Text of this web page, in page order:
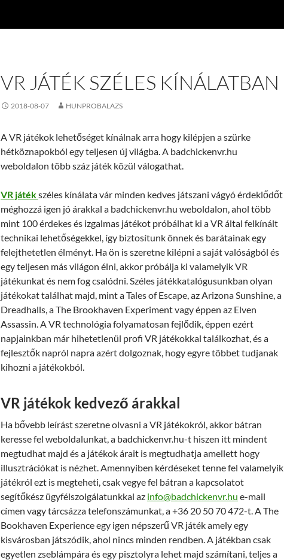
VR JÁTÉK SZÉLES KÍNÁLATBAN
2018-08-07 HUNPROBALAZS
A VR játékok lehetőséget kínálnak arra hogy kilépjen a szürke
hétköznapokból egy teljesen új világba. A badchickenvr.hu
weboldalon több száz játék közül válogathat.
VR játékszéles kínálata vár minden kedves játszani vágyó érdeklődőt
méghozzá igen jó árakkal a badchickenvr.hu weboldalon, ahol több
mint 100 érdekes és izgalmas játékot próbálhat ki a VR által felkínált
technikai lehetőségekkel, így biztosítunk önnek és barátainak egy
felejthetetlen élményt. Ha ön is szeretne kilépni a saját valóságból és
egy teljesen más világon élni, akkor próbálja ki valamelyik VR
játékunkat és nem fog csalódni. Széles játékkatalógusunkban olyan
játékokat találhat majd, mint a Tales of Escape, az Arizona Sunshine, a
Dreadhalls, a The Brookhaven Experiment vagy éppen az Elven
Assassin. A VR technológia folyamatosan fejlődik, éppen ezért
napjainkban már hihetetlenül profi VR játékokkal találkozhat, és a
fejlesztők napról napra azért dolgoznak, hogy egyre többet tudjanak
kihozni a játékokból.
VR játékok kedvező árakkal
Ha bővebb leírást szeretne olvasni a VR játékokról, akkor bátran
keresse fel weboldalunkat, a badchickenvr.hu-t hiszen itt mindent
megtudhat majd és a játékok árait is megtudhatja amellett hogy
illusztrációkat is nézhet. Amennyiben kérdéseket tenne fel valamelyik
játékról ezt is megteheti, csak vegye fel bátran a kapcsolatot
segítőkész ügyfélszolgálatunkkal az info@badchickenvr.hu e-mail
címen vagy tárcsázza telefonszámunkat, a +36 20 50 70 472-t. A The
Bookhaven Experience egy igen népszerű VR játék amely egy
kisvárosban játszódik, ahol nincs minden rendben. A játékban csak
egyetlen zseblámpára és egy pisztolyra lehet majd számítani, teljes a